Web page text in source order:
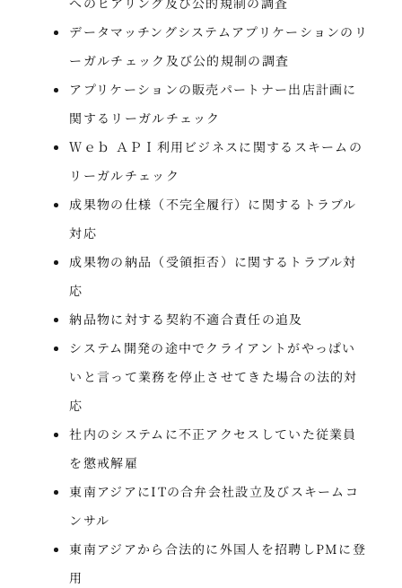
データマッチングシステムアプリケーションのリ
ーガルチェック及び公的規制の調査
アプリケーションの販売パートナー出店計画に
関するリーガルチェック
Ｗｅｂ ＡＰＩ利用ビジネスに関するスキームの
リーガルチェック
成果物の仕様（不完全履行）に関するトラブル
対応
成果物の納品（受領拒否）に関するトラブル対
応
納品物に対する契約不適合責任の追及
システム開発の途中でクライアントがやっぱい
いと言って業務を停止させてきた場合の法的対
応
社内のシステムに不正アクセスしていた従業員
を懲戒解雇
東南アジアにITの合弁会社設立及びスキームコ
ンサル
東南アジアから合法的に外国人を招聘しPMに登
用